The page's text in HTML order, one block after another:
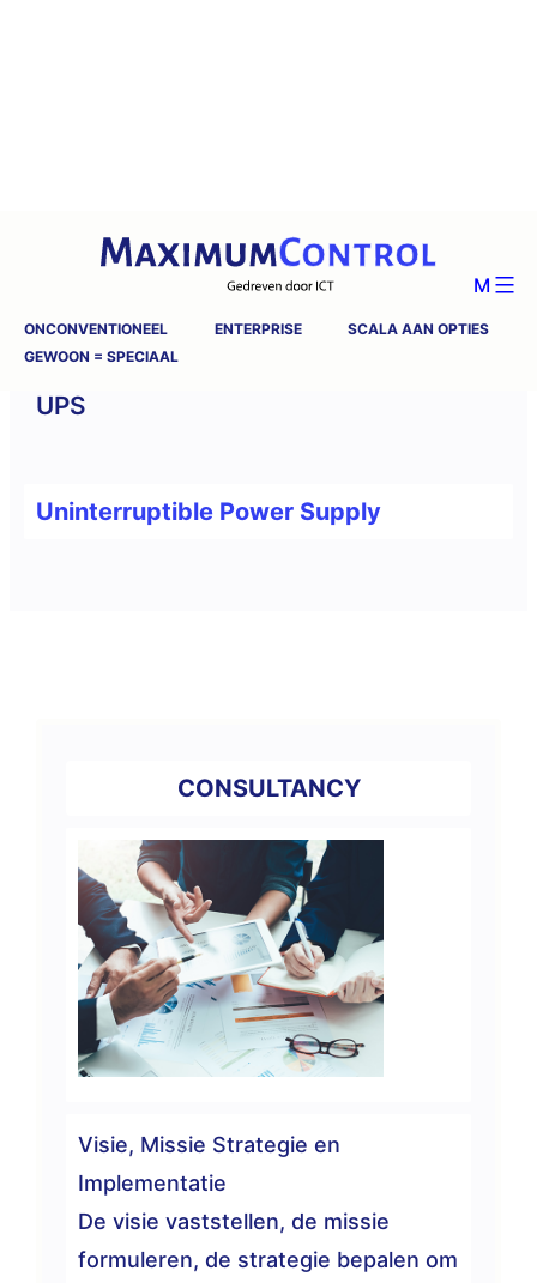
ONCONVENTIONEEL ENTERPRISE
SCALA AAN OPTIES
GEWOON = SPECIAAL
M
UPS
Uninterruptible Power Supply
CONSULTANCY
Visie, Missie Strategie en
Implementatie
De visie vaststellen, de missie
formuleren, de strategie bepalen om